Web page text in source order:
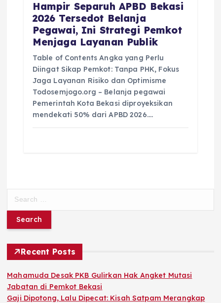
Hampir Separuh APBD Bekasi
2026 Tersedot Belanja
Pegawai, Ini Strategi Pemkot
Menjaga Layanan Publik
Table of Contents Angka yang Perlu
Diingat Sikap Pemkot: Tanpa PHK, Fokus
Jaga Layanan Risiko dan Optimisme
Todosemjogo.org – Belanja pegawai
Pemerintah Kota Bekasi diproyeksikan
mendekati 50% dari APBD 2026.…
r
f
o
r
:
Recent Posts
Mahamuda Desak PKB Gulirkan Hak Angket Mutasi
Jabatan di Pemkot Bekasi
Gaji Dipotong, Lalu Dipecat: Kisah Satpam Merangkap